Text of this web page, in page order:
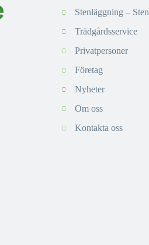
Stenläggning –
Trädgårdsservice
Privatpersoner
Företag
Nyheter
Om oss
Kontakta oss